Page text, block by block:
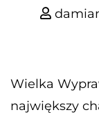
Wielka
największy